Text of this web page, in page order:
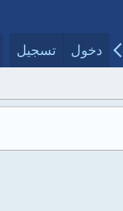
مقالات الأطباءدخول تسجيل